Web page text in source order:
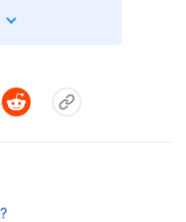
में अगर तुम दूसरे लोगों को
उल्लंघन करता हो, जिससे हर
तुम सभाओं में उसके बारे में
कुछ ऐसा किया हो जिसे
में खुलकर बोलना और खुद
मुश्किल होगा। अगर कोई